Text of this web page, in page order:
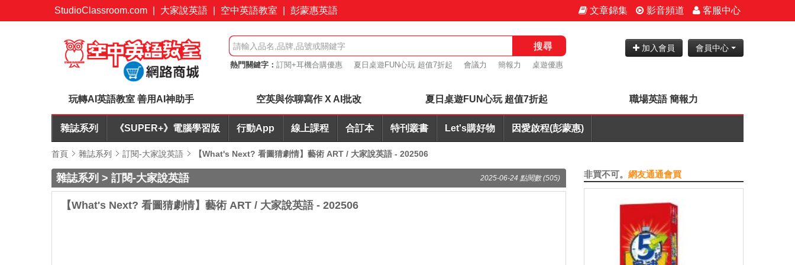
StudioClassroom.com 大家說英語 空中英語教室 彭蒙惠英語 文章錦集 影音頻道 客服中心
搜尋
熱門關鍵字： 訂閱+耳機合購優惠 夏日桌遊FUN心玩 超值7折起 會議力 簡報力
桌遊優惠
加入會員 會員中心
玩轉AI英語教室 善用AI神助手 空英與你聊寫作 X AI批改 夏日桌遊FUN心玩 超值7折起 職場英語 簡報力
雜誌系列 《SUPER+》電腦學習版 行動App 線上課程 合訂本 特刊叢書 Let's購好物 因愛啟程(彭蒙惠)
首頁 雜誌系列 訂閱-大家說英語 【What's Next? 看圖猜劇情】藝術 ART / 大家說英語 - 202506
雜誌系列 > 訂閱-大家說英語 2025-06-24 點閱數 (505)
【What's Next? 看圖猜劇情】藝術 ART / 大家說英語 - 202506
非買不可。 網友通通會買